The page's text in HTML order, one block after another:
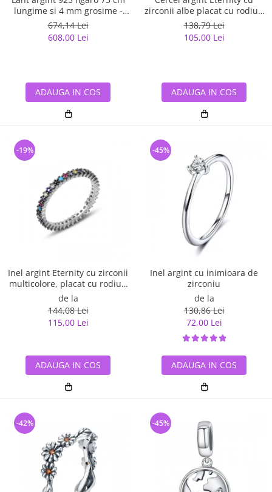
lungime si 4 mm grosime -
Classical You LSX0141
674,14 Lei
608,00 Lei
ADAUGA IN COS
zirconii albe placat cu rodiu -
ETU0153
138,79 Lei
105,00 Lei
ADAUGA IN COS
Inel argint Eternity cu zirconii
multicolore, placat cu rodiu -
ITU0229
de la
144,08 Lei
115,00 Lei
-19%
ADAUGA IN COS
Inel argint cu inimioara de
zirconiu
de la
130,86 Lei
72,00 Lei
-45%
ADAUGA IN COS
-42% -45%